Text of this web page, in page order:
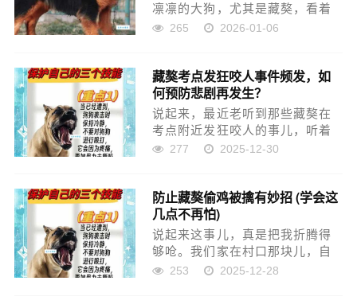
凛凛的大狗，尤其是藏獒，看着
就气派！那股子霸气，真的没话
子里跑来跑去，那感觉肯定特
棒。 琢磨了好久，终于下定决心
了...
265 2026-01-06
藏獒考点发狂咬人事件频发，如
何预防悲剧再发生？
说起来，最近老听到那些藏獒在
考点附近发狂咬人的事儿，听着
就让人心慌。我家那小子过两年
磨，看看这到底是个啥情况，能
不能做点 我平时也喜欢遛狗，对
这...
277 2025-12-30
防止藏獒偷鸡被擒有妙招 (学会这
几点不再怕)
说起来这事儿，真是把我折腾得
够呛。我们家在村口那块儿，自
己养了几十只鸡，土鸡嘛肉香蛋
253 2025-12-28